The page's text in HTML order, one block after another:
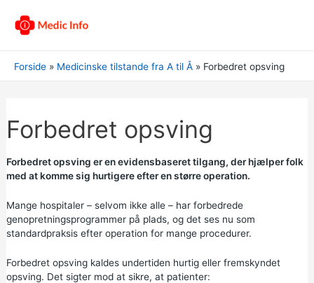
Forside Medicinske tilstande fra A til Å Forbedret opsving
Forbedret opsving
Forbedret opsving er en evidensbaseret tilgang, der hjælper folk
med at komme sig hurtigere efter en større operation.
Mange hospitaler – selvom ikke alle – har forbedrede
genopretningsprogrammer på plads, og det ses nu som
standardpraksis efter operation for mange procedurer.
Forbedret opsving kaldes undertiden hurtig eller fremskyndet
opsving. Det sigter mod at sikre, at patienter: